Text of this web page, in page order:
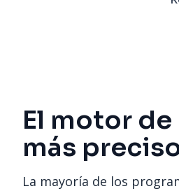
El motor
más
La mayoría de los